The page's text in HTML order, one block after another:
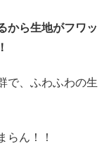
から生地がフワッ
で、ふわふわの生
らん！！